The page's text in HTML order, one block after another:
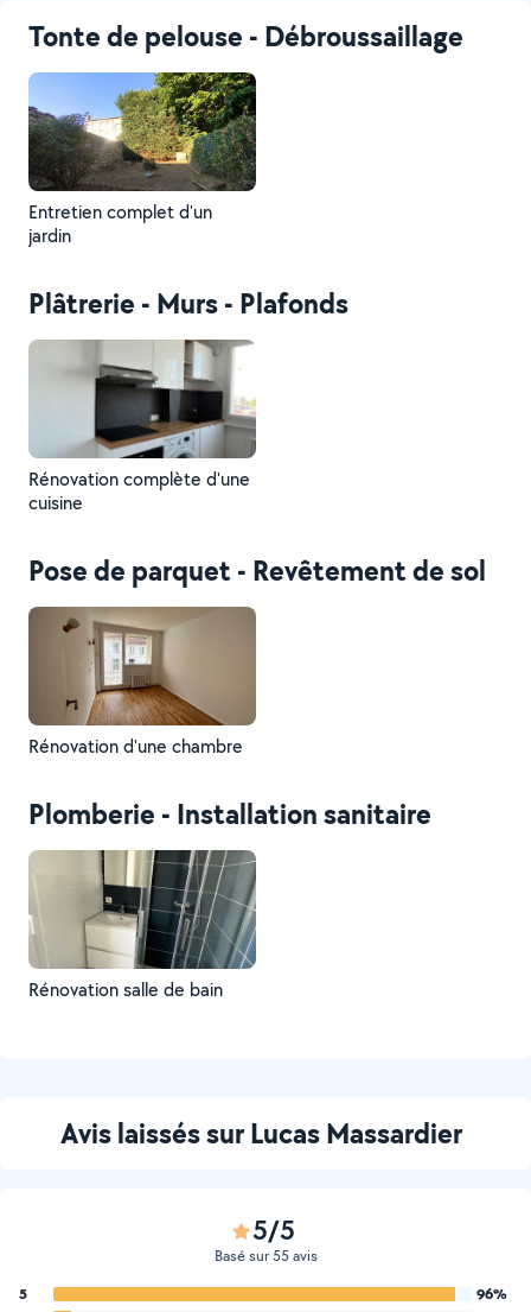
Tonte de pelouse - Débroussaillage
Entretien complet d'un
jardin
Plâtrerie - Murs - Plafonds
Rénovation complète d'une
cuisine
Pose de parquet - Revêtement de sol
Rénovation d'une chambre
Plomberie - Installation sanitaire
Rénovation salle de bain
Avis laissés sur Lucas Massardier
5/5
Basé sur 55 avis
5
96%